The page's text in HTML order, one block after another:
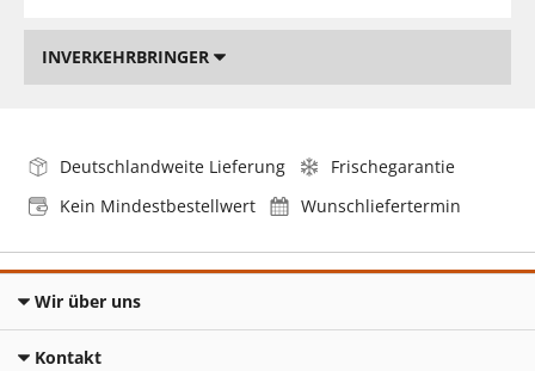
INVERKEHRBRINGER
Deutschlandweite Lieferung
Frischegarantie
Kein Mindestbestellwert
Wunschliefertermin
Wir über uns
Kontakt